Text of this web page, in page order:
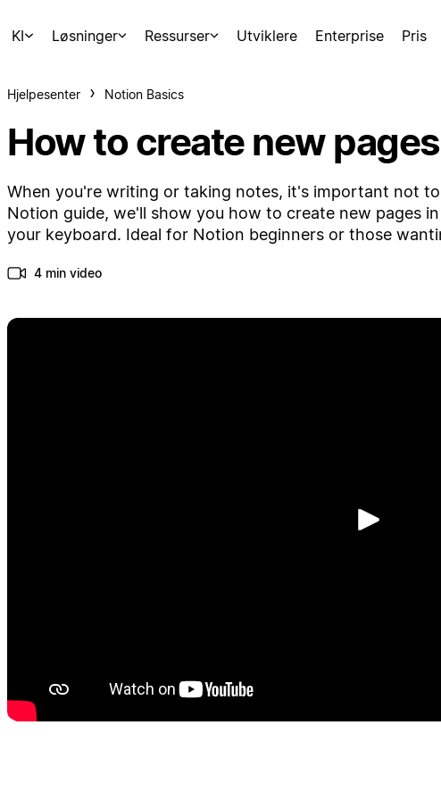
KI Løsninger Ressurser Utviklere Enterprise Pris
Hjelpesenter Notion Basics
How to create new
When you're writing or taking notes, it's important not
Notion guide, we'll show you how to create new pages
your keyboard. Ideal for Notion beginners or those
4 min video